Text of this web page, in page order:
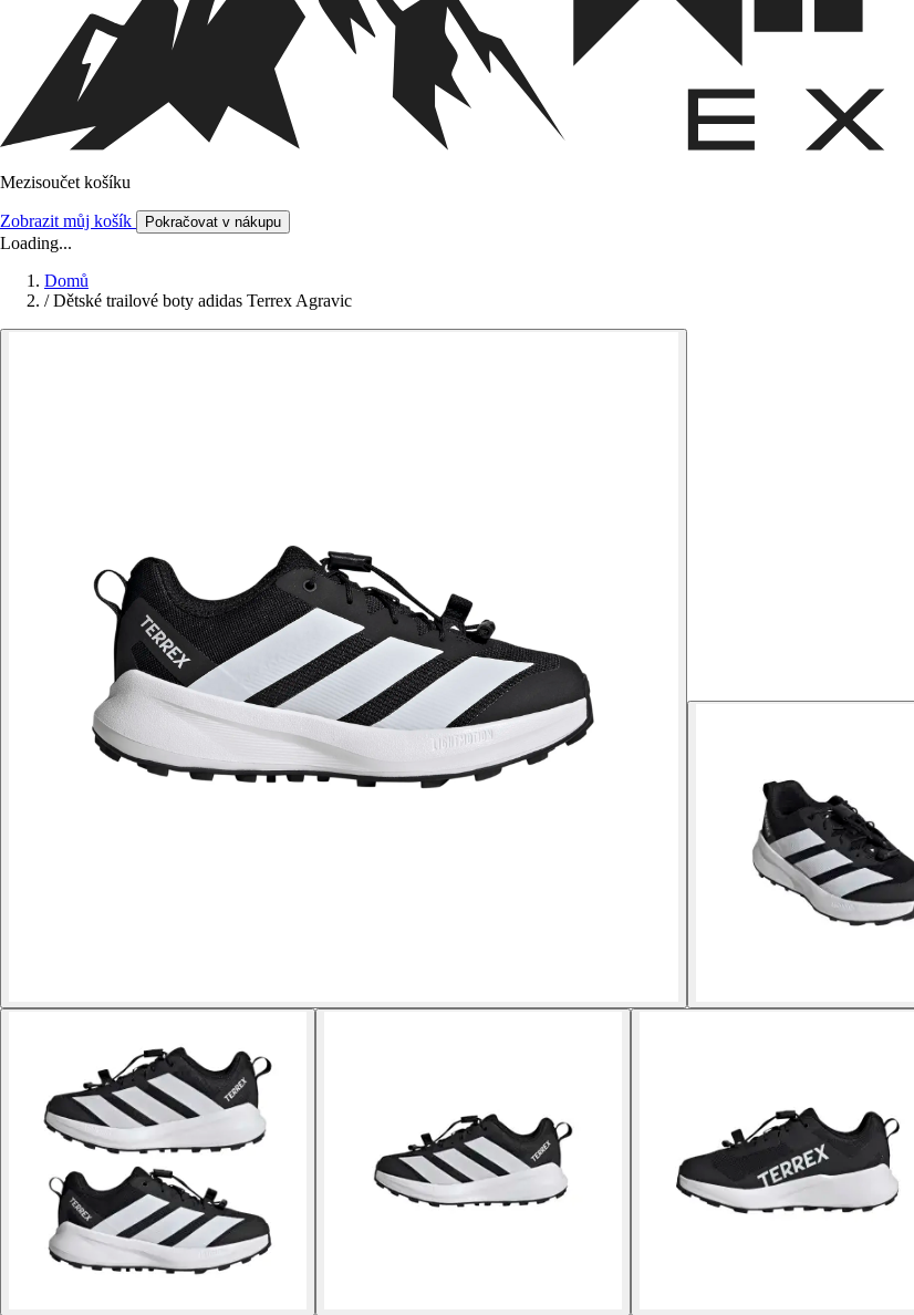
Mezisoučet košíku
Zobrazit můj košík Pokračovat v nákupu
Loading...
Domů
/ Dětské trailové boty adidas Terrex Agravic